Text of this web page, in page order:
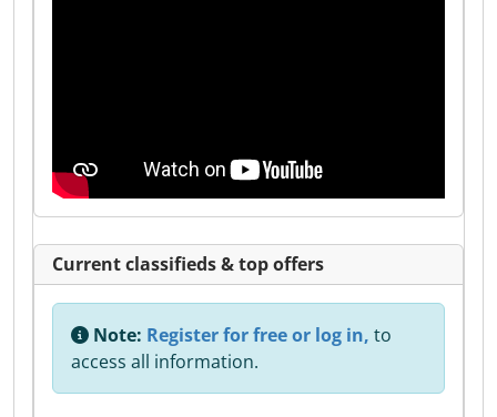
Current classifieds & top offers
Note: Register for free or log in, to
access all information.